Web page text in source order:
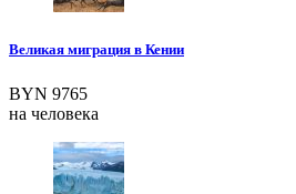
Великая миграция в Кении
BYN 9765
на человека